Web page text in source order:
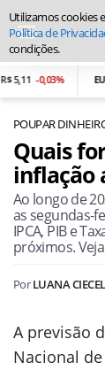
-0,03% EURO
POUPAR
Quais
inflação
Ao longo de
as segundas-
IPCA, PIB e
próximos.
PorLUANA
A previsão
Nacional
Utilizamos cookies
Política de
condições.